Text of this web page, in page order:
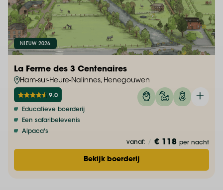
NIEUW 2026
La Ferme des 3 Centenaires
Ham-sur-Heure-Nalinnes, Henegouwen
9.0
Educatieve boerderij
Een safaribelevenis
Alpaca's
vanaf: / € 118 per nacht
Bekijk boerderij